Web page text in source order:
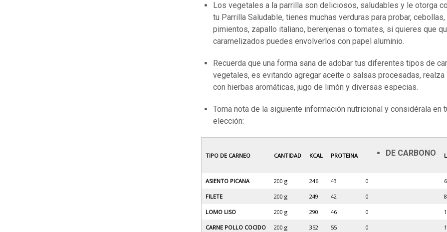
Los vegetales a la parrilla son deliciosos, saludables y le otorga
tu Parrilla Saludable, tienes muchas verduras para probar, cebollas,
pimientos, zapallo italiano, berenjenas o tomates, si quieres que
caramelizados puedes envolverlos con papel aluminio.
Recuerda que una forma sana de adobar tus diferentes tipos de
vegetales, es evitando agregar aceite o salsas procesadas,
con hierbas aromáticas, jugo de limón y diversas especias.
Toma nota de la siguiente información nutricional y considérala en
elección:
TIPO DE CARNEO CANTIDAD KCAL PROTEINA DE CARBONO
ASIENTO PICANA 200 g 246 43 0 6
FILETE 200 g 249 42 0 8
LOMO LISO 200 g 290 46 0
CARNE POLLO COCIDO 200 g 352 55 0